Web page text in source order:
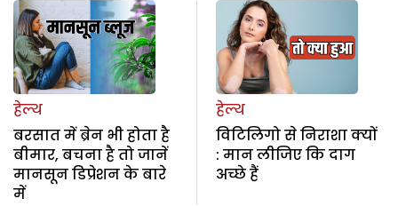
हेल्थ
बरसात में ब्रेन भी होता है
बीमार, बचना है तो जानें
मानसून डिप्रेशन के बारे
में
हेल्थ
विटिलिगो से निराशा क्यों
: मान लीजिए कि दाग
अच्छे हैं